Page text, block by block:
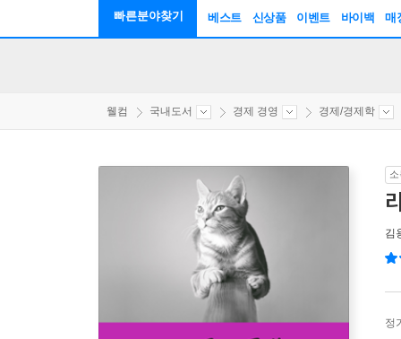
빠른분야찾기 베스트 신상품 이벤트 바이백 매
웰컴 국내도서 경제 경영 경제/경제학
김
정